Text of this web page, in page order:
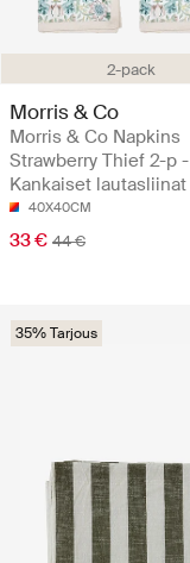
2-pack
Morris & Co
Morris & Co Napkins
Strawberry Thief 2-p -
Kankaiset lautasliinat
40X40CM
33 € 44 €
35% Tarjous